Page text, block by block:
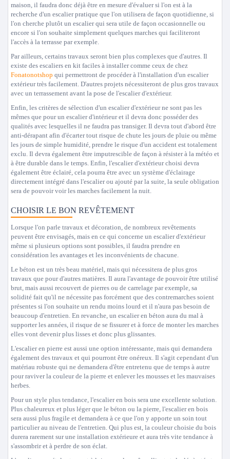
maison, il faudra donc déjà être en mesure d'évaluer si l'on est à la
recherche d'un escalier pratique que l'on utilisera de façon quotidienne, si
l'on cherche plutôt un escalier qui sera utile de façon occasionnelle ou
encore si l'on souhaite simplement quelques marches qui faciliteront
l'accès à la terrasse par exemple.
Par ailleurs, certains travaux seront bien plus complexes que d'autres. Il
existe des escaliers en kit faciles à installer comme ceux de chez
Fonatonotshop qui permettront de procéder à l'installation d'un escalier
extérieur très facilement. D'autres projets nécessiteront de plus gros travaux
avec un terrassement avant la pose de l'escalier d'extérieur.
Enfin, les critères de sélection d'un escalier d'extérieur ne sont pas les
mêmes que pour un escalier d'intérieur et il devra donc posséder des
qualités avec lesquelles il ne faudra pas transiger. Il devra tout d'abord être
anti-dérapant afin d'écarter tout risque de chute les jours de pluie ou même
les jours de simple humidité, prendre le risque d'un accident est totalement
exclu. Il devra également être imputrescible de façon à résister à la météo et
à être durable dans le temps. Enfin, l'escalier d'extérieur choisi devra
également être éclairé, cela pourra être avec un système d'éclairage
directement intégré dans l'escalier ou ajouté par la suite, la seule obligation
sera de pouvoir voir les marches facilement la nuit.
CHOISIR LE BON REVÊTEMENT
Lorsque l'on parle travaux et décoration, de nombreux revêtements
peuvent être envisagés, mais en ce qui concerne un escalier d'extérieur
même si plusieurs options sont possibles, il faudra prendre en
considération les avantages et les inconvénients de chacune.
Le béton est un très beau matériel, mais qui nécessitera de plus gros
travaux que pour d'autres matières. Il aura l'avantage de pouvoir être utilisé
brut, mais aussi recouvert de pierres ou de carrelage par exemple, sa
solidité fait qu'il ne nécessite pas forcément que des contremarches soient
présentes si l'on souhaite un rendu moins lourd et il n'aura pas besoin de
beaucoup d'entretien. En revanche, un escalier en béton aura du mal à
supporter les années, il risque de se fissurer et à force de monter les marches
elles vont devenir plus lisses et donc plus glissantes.
L'escalier en pierre est aussi une option intéressante, mais qui demandera
également des travaux et qui pourront être onéreux. Il s'agit cependant d'un
matériau robuste qui ne demandera d'être entretenu que de temps à autre
pour raviver la couleur de la pierre et enlever les mousses et les mauvaises
herbes.
Pour un style plus tendance, l'escalier en bois sera une excellente solution.
Plus chaleureux et plus léger que le béton ou la pierre, l'escalier en bois
sera aussi plus fragile et demandera à ce que l'on y apporte un soin tout
particulier au niveau de l'entretien. Qui plus est, la couleur choisie du bois
durera rarement sur une installation extérieure et aura très vite tendance à
s'assombrir et à perdre de son éclat.